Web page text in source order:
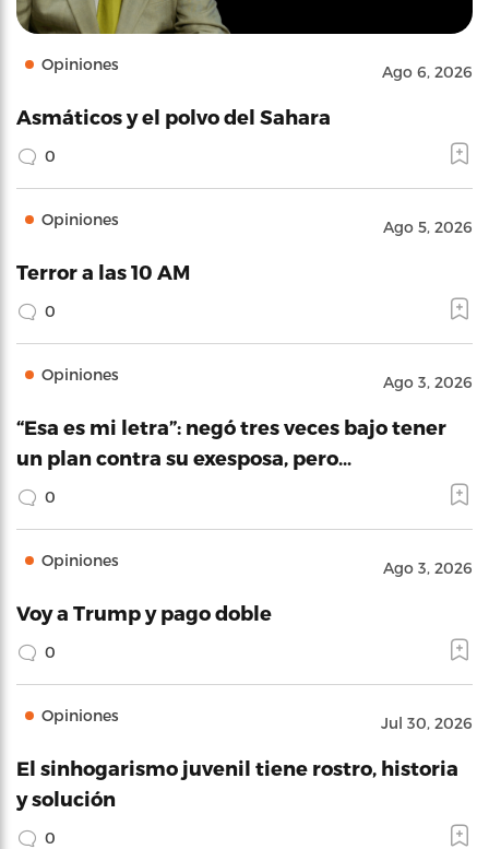
Opiniones Ago 6, 2026
Asmáticos y el polvo del Sahara
0
Opiniones Ago 5, 2026
Terror a las 10 AM
0
Opiniones Ago 3, 2026
“Esa es mi letra”: negó tres veces bajo tener
un plan contra su exesposa, pero…
0
Opiniones Ago 3, 2026
Voy a Trump y pago doble
0
Opiniones Jul 30, 2026
El sinhogarismo juvenil tiene rostro, historia
y solución
0